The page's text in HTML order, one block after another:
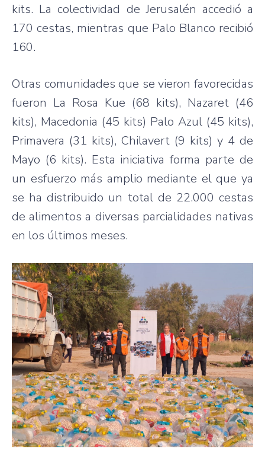
kits. La colectividad de Jerusalén accedió a
170 cestas, mientras que Palo Blanco recibió
160.
Otras comunidades que se vieron favorecidas
fueron La Rosa Kue (68 kits), Nazaret (46
kits), Macedonia (45 kits) Palo Azul (45 kits),
Primavera (31 kits), Chilavert (9 kits) y 4 de
Mayo (6 kits). Esta iniciativa forma parte de
un esfuerzo más amplio mediante el que ya
se ha distribuido un total de 22.000 cestas
de alimentos a diversas parcialidades nativas
en los últimos meses.